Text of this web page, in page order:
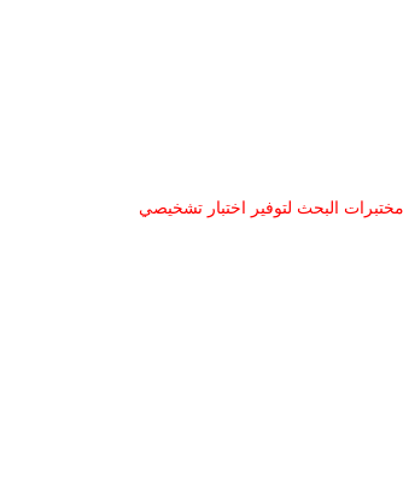
البحث لتوفير اختبار تشخيصي